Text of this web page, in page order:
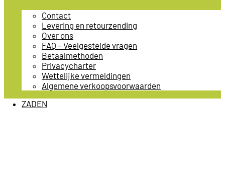
Contact
Levering en retourzending
Over ons
FAQ – Veelgestelde vragen
Betaalmethoden
Privacycharter
Wettelijke vermeldingen
Algemene verkoopsvoorwaarden
ZADEN